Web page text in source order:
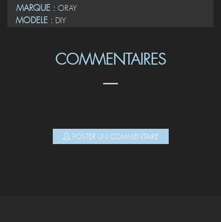
MATERIEL : ECRAN-PROJECTION
MARQUE :ORAY